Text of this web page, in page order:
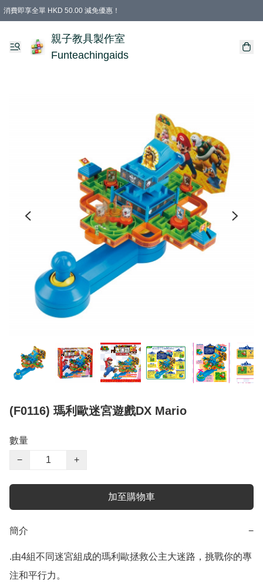
消費即享全單 HKD 50.00 減免優惠！
購物滿 HKD 699.00即享免運費優惠！（適用於 特定的送貨方式 )
凡購物滿HKD 699.00，即享免費禮品
親子教具製作室
Funteachingaids
(F0116) 瑪利歐迷宮遊戲DX Mario
數量
−
+
加至購物車
簡介 −
.由4組不同迷宮組成的瑪利歐拯救公主大迷路，挑戰你的專
注和平行力。